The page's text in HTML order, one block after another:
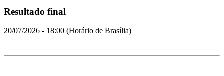
Resultado final
20/07/2026 - 18:00 (Horário de Brasília)